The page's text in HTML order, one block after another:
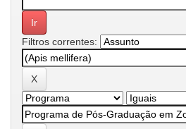
Filtros correntes: